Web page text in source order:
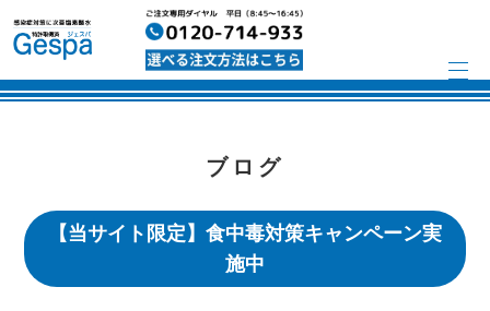
ブログ
【当サイト限定】食中毒対策キャンペーン実
施中